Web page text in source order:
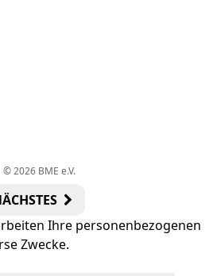
© 2026 BME e.V.
Ihre personenbezogenen
Zwecke.